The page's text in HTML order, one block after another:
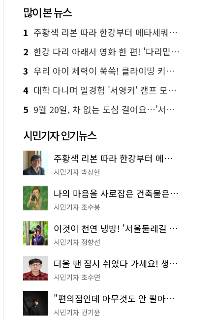
많이 본 뉴스
1 주황색 리본 따라 한강부터 메타세쿼이아 숲길까지…서울둘레길 15코스
2 한강 다리 아래서 영화 한 편! '다리밑 영화관' 무료 상영
3 우리 아이 체력이 쑥쑥! 클라이밍 키즈카페·어린이 체력장
4 대학 다니며 일경험 '서영커' 캠프 모집…전액 무료
5 9월 20일, 차 없는 도심 걸어요…'서울 걷자 페스티벌' 선착순 5천명
시민기자 인기뉴스
주황색 리본 따라 한강부터 메타세쿼이아 숲길까지…서울둘레길 15코스
시민기자 박상현
나의 마음을 사로잡은 건축물은? '서울시 건축상' 수상작 공개!
시민기자 조수봉
이것이 천연 냉방! '서울둘레길 9코스'로 숲속 피서 떠나볼까
시민기자 정향선
더울 땐 잠시 쉬었다 가세요! 생수 냉장고부터 해피소·무더위쉼터까지
시민기자 조수연
"편의점인데 아무것도 안 팔아요" 서울에서 가장 특별한 편의점의 정체
시민기자 권기윤